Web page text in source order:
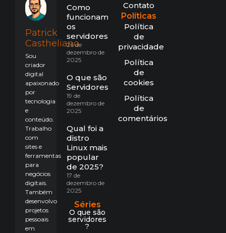
Patrick
Castheliano
Sou
criador
digital
apaixonado
por
tecnologia
e
conteúdo.
Trabalho
com
sites e
ferramentas
para
negócios
digitais.
Também
desenvolvo
projetos
pessoais
em
Como
funcionam
os
servidores?
26 de
dezembro de
2025
O que são
Servidores?
19 de
dezembro de
2025
Qual foi a
distro
Linux mais
popular
de 2025?
17 de
dezembro de
2025
Séries
O que são
servidores
?
Contato
Políticas
Política
de
privacidade
Política
de
cookies
Política
de
comentários